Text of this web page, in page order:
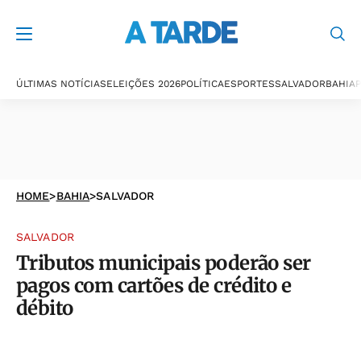
ÚLTIMAS NOTÍCIASELEIÇÕES 2026POLÍTICAESPORTESSALVADORBAHIA
HOME>BAHIA>SALVADOR
SALVADOR
Tributos municipais poderão ser
pagos com cartões de crédito e
débito